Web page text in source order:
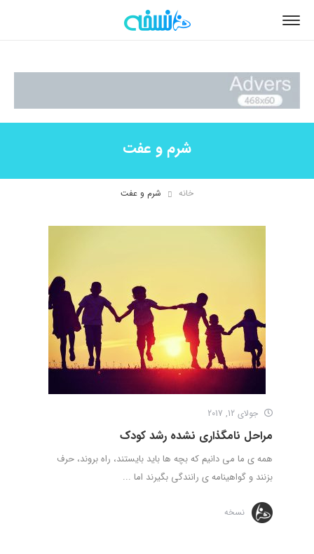
شرم و عفت
خانه شرم و عفت
جولای 12, 2017
مراحل نامگذاری نشده رشد کودک
همه ی ما می دانیم که بچه ها باید بایستند، راه بروند، حرف
بزنند و گواهینامه ی رانندگی بگیرند اما ...
نسخه